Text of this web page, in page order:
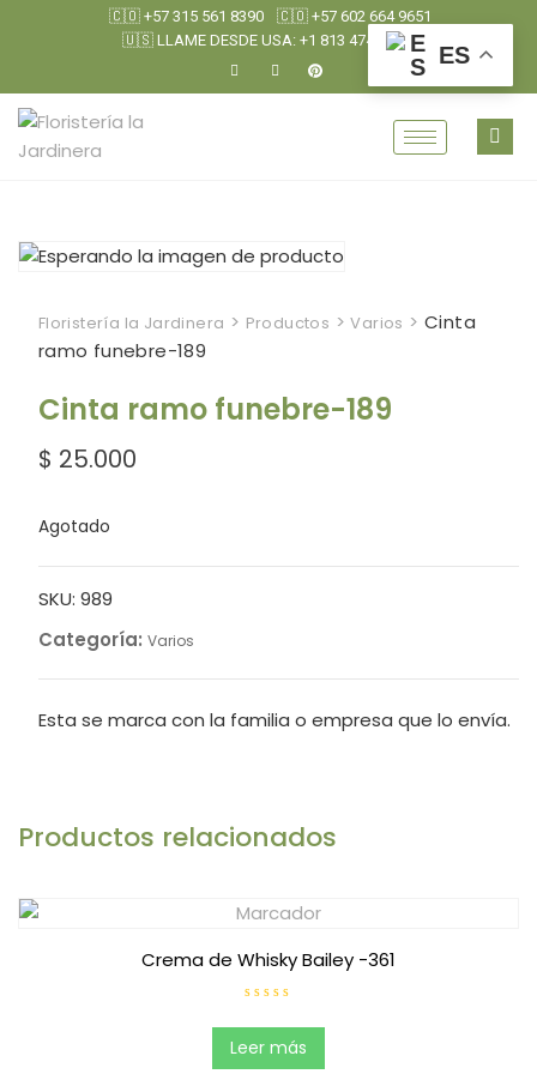
🇨🇴 +57 315 561 8390
🇨🇴 +57 602 664 9651
🇺🇸 LLAME DESDE USA: +1 813 474 0790
Floristería la Jardinera > Productos >Varios > Cinta
ramo funebre-189
Cinta ramo funebre-189
$ 25.000
Agotado
SKU: 989
Categoría: Varios
Esta se marca con la familia o empresa que lo envía.
Productos relacionados
Crema de Whisky Bailey -361
a
l
o
Leer más
ES